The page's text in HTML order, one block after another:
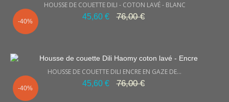
HOUSSE DE COUETTE DILI - COTON LAVÉ - BLANC
45,60 €
76,00 €
HOUSSE DE COUETTE DILI ENCRE EN GAZE DE...
45,60 €
76,00 €
-40%
-40%